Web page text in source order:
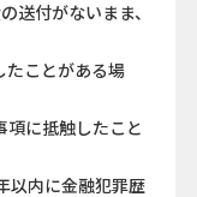
送付がないまま、
ことがある場
に抵触したこと
以内に金融犯罪歴